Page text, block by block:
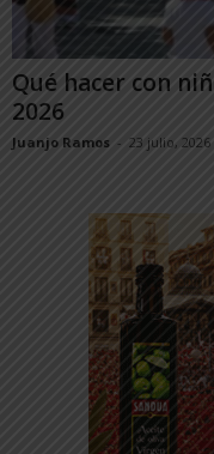
Qué hacer con
2026
Juanjo Ramos - 23 julio, 2026